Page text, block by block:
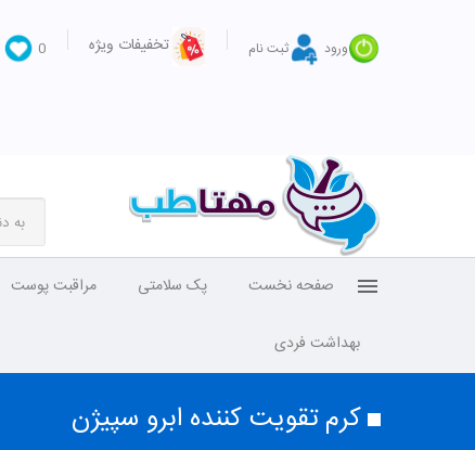
ورود ثبت نام تخفیفات ویژه 0
صفحه نخست پک سلامتی مراقبت پوست
بهداشت فردی
کرم تقویت کننده ابرو سپیژن